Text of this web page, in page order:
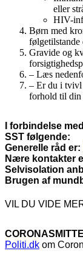
eller
HIV-
Børn med
Gravide og
– Læs
– Er du i tvivl
forhold til din
I forbindelse
SST følgende:
Generelle råd er:
Nære kontakter
Selvisolation
Brugen af
VIL DU VIDE
Politi.dk om